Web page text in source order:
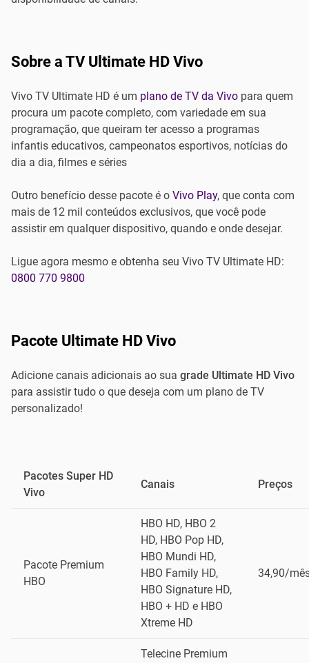
Sobre a TV Ultimate HD Vivo
Vivo TV Ultimate HD é um plano de TV da Vivo para quem
procura um pacote completo, com variedade em sua
programação, que queiram ter acesso a programas
infantis educativos, campeonatos esportivos, notícias do
dia a dia, filmes e séries
Outro benefício desse pacote é o Vivo Play, que conta com
mais de 12 mil conteúdos exclusivos, que você pode
assistir em qualquer dispositivo, quando e onde desejar.
Ligue agora mesmo e obtenha seu Vivo TV Ultimate HD:
0800 770 9800
Pacote Ultimate HD Vivo
Adicione canais adicionais ao sua grade Ultimate HD Vivo
para assistir tudo o que deseja com um plano de TV
personalizado!
Pacotes Super HD
Vivo
Canais Preços
Pacote Premium
HBO
HBO HD, HBO 2
HD, HBO Pop HD,
HBO Mundi HD,
HBO Family HD,
HBO Signature HD,
HBO + HD e HBO
Xtreme HD
34,90/
Telecine Premium